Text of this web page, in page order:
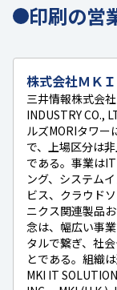
印刷の営
株式会社ＭＫＩ
三井情報株式会
INDUSTRY CO.,
ルズMORIタワー
で、上場区分は
である。事業は
ング、システム
ビス、クラウド
ニクス関連製品
念は、幅広い事
タルで繋ぎ、社
とである。組織
MKI IT